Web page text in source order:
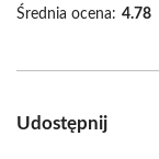
Średnia ocena: 4.78
Udostępnij